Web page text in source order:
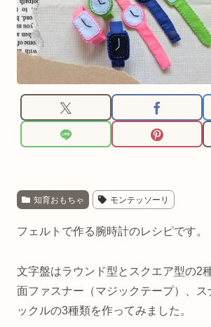
知育おもちゃ モンテッソーリ
フェルトで作る腕時計のレシピです。
文字盤はラウンド型とスクエア型の2
面ファスナー（マジックテープ）、
ックルの3種類を作ってみました。